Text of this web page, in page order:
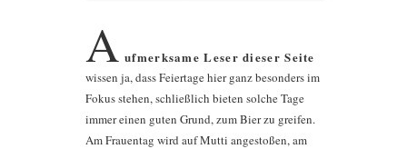
A ufmerksame Leser dieser Seite
wissen ja, dass Feiertage hier ganz besonders im
Fokus stehen, schließlich bieten solche Tage
immer einen guten Grund, zum Bier zu greifen.
Am Frauentag wird auf Mutti angestoßen, am